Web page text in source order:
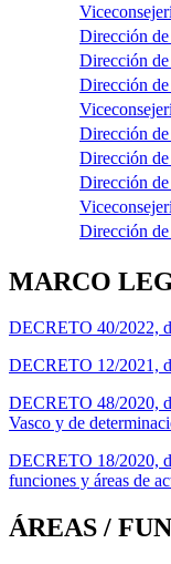
Dirección
Dirección
Dirección de
Dirección
Dirección
Dirección
Dirección
MARCO
DECRETO 40/2022,
DECRETO 12/2021,
DECRETO 48/2020,
Vasco y de
DECRETO 18/2020,
funciones y áreas de
ÁREAS /